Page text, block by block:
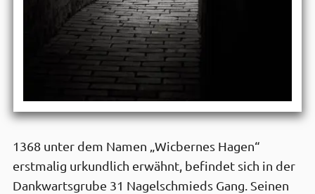
1368 unter dem Namen „Wicbernes Hagen“
erstmalig urkundlich erwähnt, befindet sich in der
Dankwartsgrube 31 Nagelschmieds Gang. Seinen